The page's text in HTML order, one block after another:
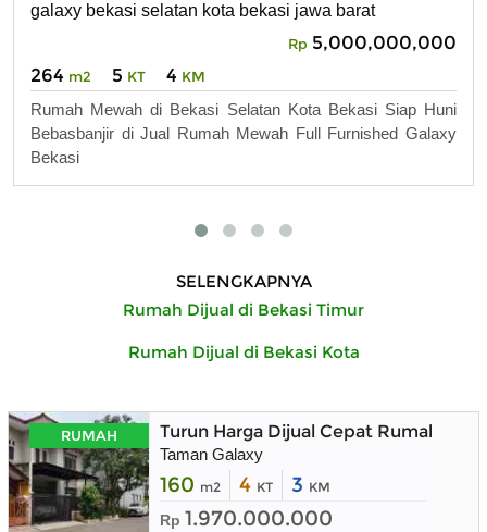
galaxy bekasi selatan kota bekasi jawa barat
Rp 5,000,000,000
264 m2 5 KT 4 KM
Rumah Mewah di Bekasi Selatan Kota Bekasi Siap Huni
Bebasbanjir di Jual Rumah Mewah Full Furnished Galaxy
Bekasi
SELENGKAPNYA
Rumah Dijual di Bekasi Timur
Rumah Dijual di Bekasi Kota
RUMAH Turun Harga Dijual Cepat Rumah 2
Taman Galaxy
160 m2 4 KT 3 KM
Rp 1.970.000.000